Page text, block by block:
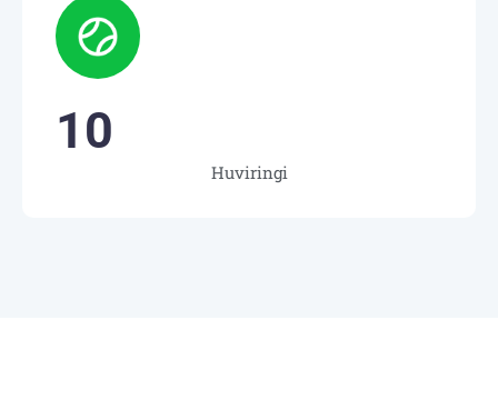
Huviringi
10